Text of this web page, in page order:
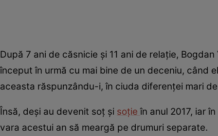
După 7 ani de căsnicie și 11 ani de relație,
început în urmă cu mai bine de un deceniu, când
aceasta răspunzându-i, în ciuda diferenței mari
Însă, deși au devenit soț și soțieîn anul 2017, iar
vara acestui an să meargă pe drumuri separate.